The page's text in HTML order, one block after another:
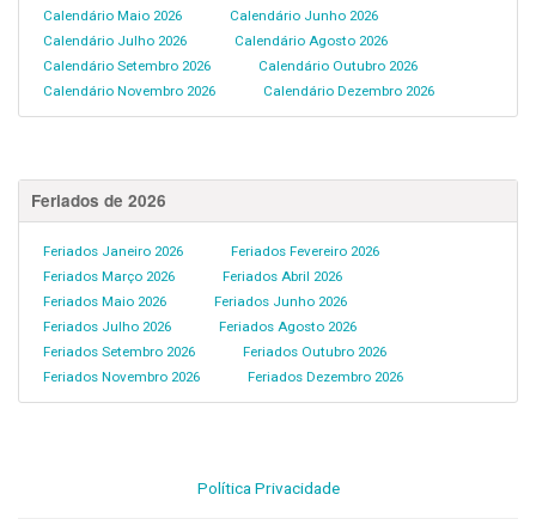
Calendário Maio 2026
Calendário Junho 2026
Calendário Julho 2026
Calendário Agosto 2026
Calendário Setembro 2026
Calendário Outubro 2026
Calendário Novembro 2026
Calendário Dezembro 2026
Feriados de 2026
Feriados Janeiro 2026
Feriados Fevereiro 2026
Feriados Março 2026
Feriados Abril 2026
Feriados Maio 2026
Feriados Junho 2026
Feriados Julho 2026
Feriados Agosto 2026
Feriados Setembro 2026
Feriados Outubro 2026
Feriados Novembro 2026
Feriados Dezembro 2026
Política Privacidade